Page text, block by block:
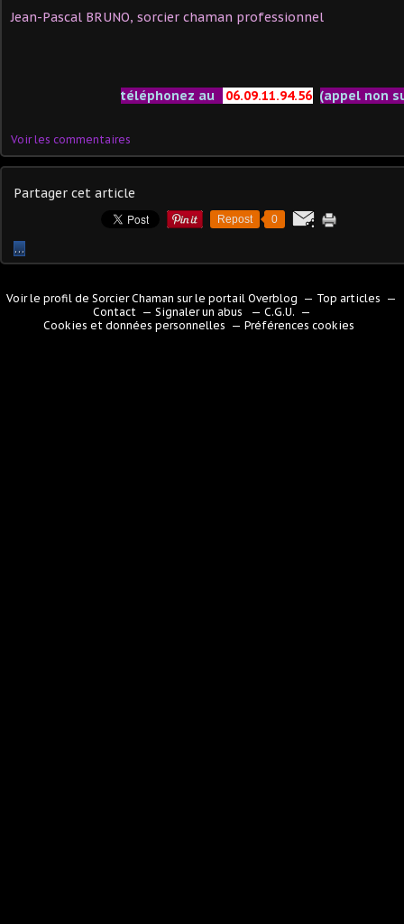
Jean-Pascal BRUNO, sorcier chaman professionnel
téléphonez au 06.09.11.94.56 (appel non
Voir les commentaires
Partager cet article
Repost 0
…
Voir le profil deSorcier Chaman sur le portail Overblog
Top articles
Contact
Signaler un abus
C.G.U.
Cookies et données personnelles
Préférences cookies